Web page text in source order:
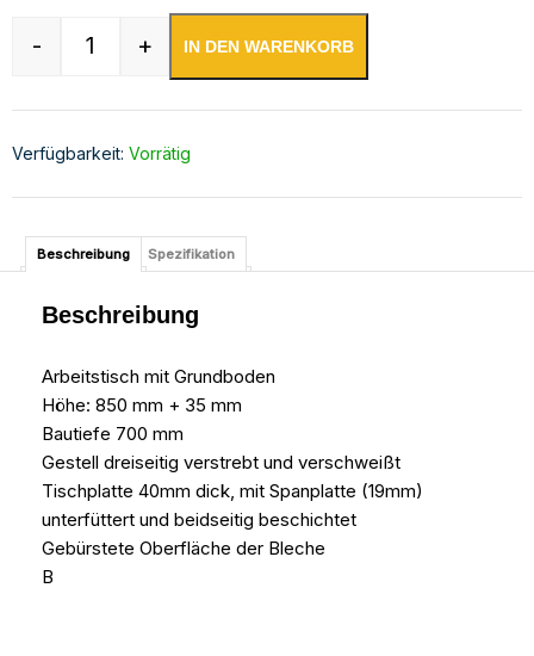
Edelstahl Arbeitstisch verschweißt | Bautiefe
- + IN DEN WARENKORB
Verfügbarkeit: Vorrätig
Beschreibung Spezifikation
Beschreibung
Arbeitstisch mit Grundboden
Höhe: 850 mm + 35 mm
Bautiefe 700 mm
Gestell dreiseitig verstrebt und verschweißt
Tischplatte 40mm dick, mit Spanplatte (19mm)
unterfüttert und beidseitig beschichtet
Gebürstete Oberfläche der Bleche
B